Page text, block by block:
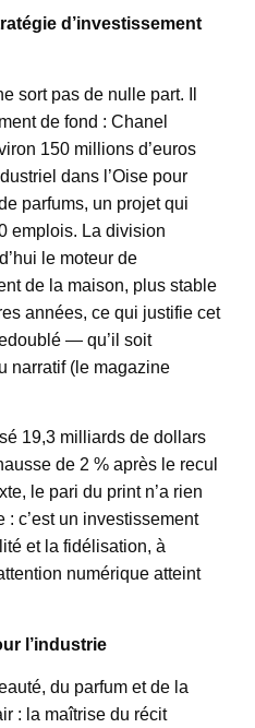
d’investissement
sort pas de nulle part. Il
de fond : Chanel
150 millions d’euros
dans l’Oise pour
parfums, un projet qui
emplois. La division
le moteur de
de la maison, plus stable
années, ce qui justifie cet
— qu’il soit
narratif (le magazine
19,3 milliards de dollars
de 2 % après le recul
le pari du print n’a rien
: c’est un investissement
et la fidélisation, à
numérique atteint
l’industrie
du parfum et de la
: la maîtrise du récit